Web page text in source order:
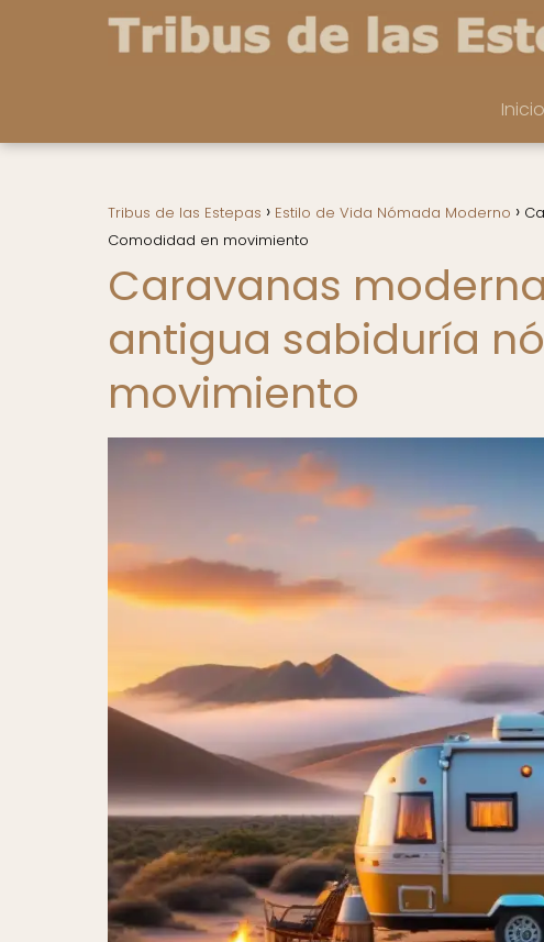
Inicio
Tribus de las Estepas Estilo de Vida Nómada Moderno
Comodidad en movimiento
Caravanas
antigua sabiduría
movimiento